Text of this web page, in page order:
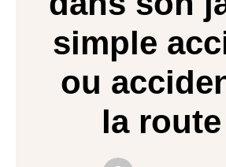
simple
ou
la